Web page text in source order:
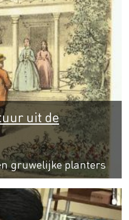
uit de
gruwelijke planters